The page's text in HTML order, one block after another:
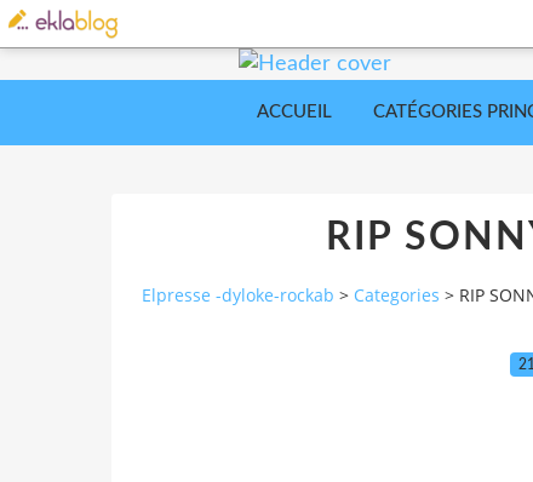
ACCUEIL CATÉGORIES
RIP
Elpresse -dyloke-rockab > Categories > RIP